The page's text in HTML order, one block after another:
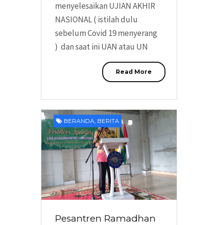
menyelesaikan UJIAN AKHIR
NASIONAL ( istilah dulu
sebelum Covid 19 menyerang
) dan saat ini UAN atau UN
Read More
BERANDA, BERITA
Pesantren Ramadhan